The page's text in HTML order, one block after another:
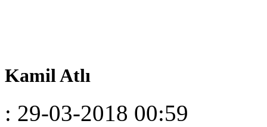
Kamil Atlı
: 29-03-2018 00:59